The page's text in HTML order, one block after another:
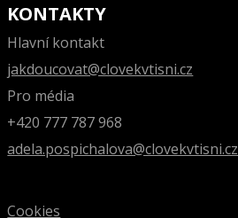
KONTAKTY
Hlavní kontakt
jakdoucovat@clovekvtisni.cz
Pro média
+420 777 787 968
adela.pospichalova@clovekvtisni.cz
Cookies